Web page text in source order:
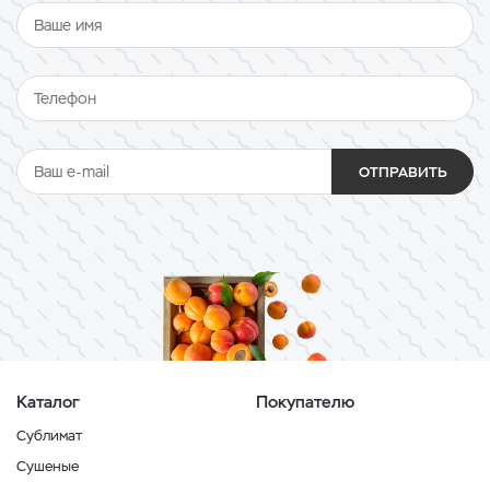
ОТПРАВИТЬ
Каталог
Сублимат
Сушеные
Покупателю